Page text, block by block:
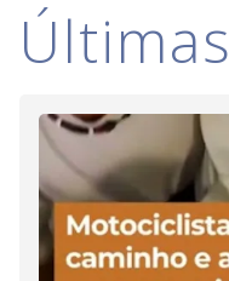
Últimas